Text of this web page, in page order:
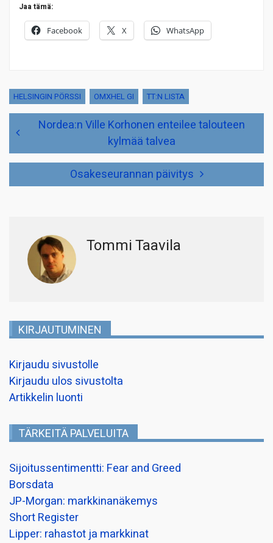
Jaa tämä:
Facebook X WhatsApp
HELSINGIN PÖRSSI OMXHEL GI TT:N LISTA
Artikkelien
selaus
Nordea:n Ville Korhonen enteilee talouteen
kylmää talvea
Osakeseurannan päivitys
Tommi Taavila
KIRJAUTUMINEN
Kirjaudu sivustolle
Kirjaudu ulos sivustolta
Artikkelin luonti
TÄRKEITÄ PALVELUITA
Sijoitussentimentti: Fear and Greed
Borsdata
JP-Morgan: markkinanäkemys
Short Register
Lipper: rahastot ja markkinat